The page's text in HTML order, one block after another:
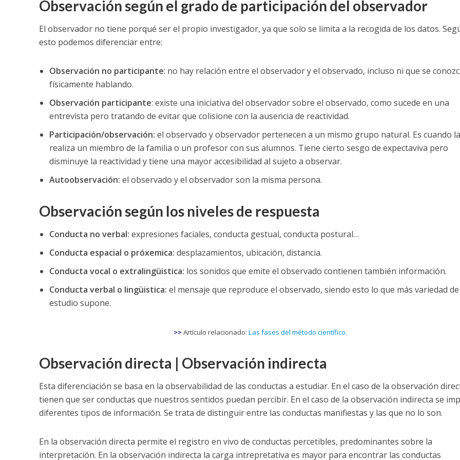
Observación según el grado de participación del observador
El observador no tiene porqué ser el propio investigador, ya que solo se limita a la recogida de los datos.
esto podemos diferenciar entre:
Observación no participante: no hay relación entre el observador y el observado, incluso ni que se
físicamente hablando.
Observación participante: existe una iniciativa del observador sobre el observado, como sucede en una
entrevista pero tratando de evitar que colisione con la ausencia de reactividad.
Participación/observación: el observado y observador pertenecen a un mismo grupo natural. Es cuando la
realiza un miembro de la familia o un profesor con sus alumnos. Tiene cierto sesgo de expectaviva pero
disminuye la reactividad y tiene una mayor accesibilidad al sujeto a observar.
Autoobservación: el observado y el observador son la misma persona.
Observación según los niveles de respuesta
Conducta no verbal: expresiones faciales, conducta gestual, conducta postural…
Conducta espacial o próxemica: desplazamientos, ubicación, distancia.
Conducta vocal o extralingüistica: los sonidos que emite el observado contienen también información.
Conducta verbal o lingüistica: el mensaje que reproduce el observado, siendo esto lo que más variedad de
estudio supone.
>>Artículo relacionado: Las fases del método científico.
Observación directa | Observación indirecta
Esta diferenciación se basa en la observabilidad de las conductas a estudiar. En el caso de la observación
tienen que ser conductas que nuestros sentidos puedan percibir. En el caso de la observación indirecta se
diferentes tipos de información. Se trata de distinguir entre las conductas manifiestas y las que no lo son.
En la observación directa permite el registro en vivo de conductas percetibles, predominantes sobre la
interpretación. En la observación indirecta la carga intrepretativa es mayor para encontrar las conductas